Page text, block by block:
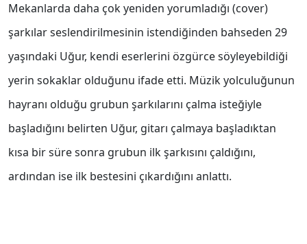
Mekanlarda daha çok yeniden yorumladığı (cover)
şarkılar seslendirilmesinin istendiğinden bahseden 29
yaşındaki Uğur, kendi eserlerini özgürce söyleyebildiği
yerin sokaklar olduğunu ifade etti. Müzik yolculuğunun
hayranı olduğu grubun şarkılarını çalma isteğiyle
başladığını belirten Uğur, gitarı çalmaya başladıktan
kısa bir süre sonra grubun ilk şarkısını çaldığını,
ardından ise ilk bestesini çıkardığını anlattı.